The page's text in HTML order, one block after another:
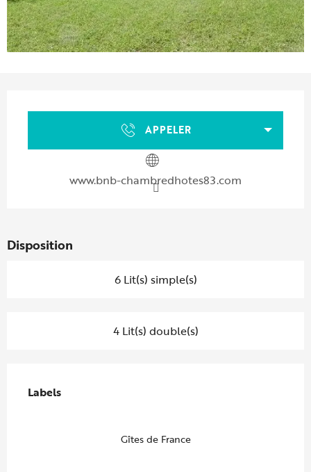
APPELER
www.bnb-chambredhotes83.com
Disposition
6 Lit(s) simple(s)
4 Lit(s) double(s)
Labels
Labels
Gîtes de France